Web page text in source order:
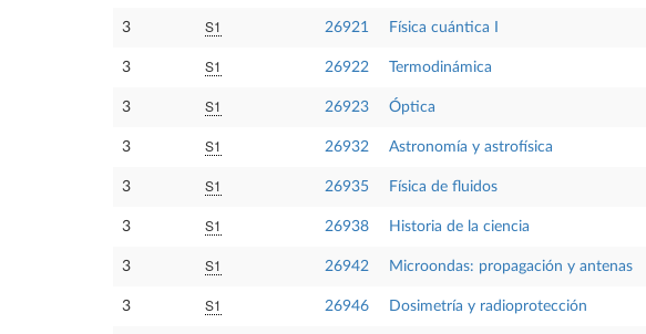
3 S1 26921 Física cuántica I
3 S1 26922 Termodinámica
3 S1 26923 Óptica
3 S1 26932 Astronomía y astrofísica
3 S1 26935 Física de fluidos
3 S1 26938 Historia de la ciencia
3 S1 26942 Microondas: propagación y antenas
3 S1 26946 Dosimetría y radioprotección